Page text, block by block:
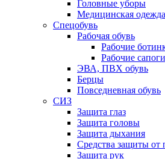
Головные уборы
Медицинская одежда
Спецобувь
Рабочая обувь
Рабочие
Рабочие сапоги
ЭВА, ПВХ обувь
Берцы
Повседневная обувь
СИЗ
Защита глаз
Защита головы
Защита дыхания
Средства защиты от
Защита рук